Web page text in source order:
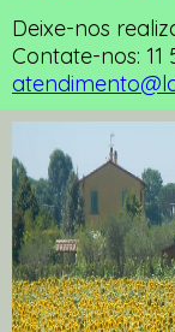
Deixe-nos
Contate-nos: 11